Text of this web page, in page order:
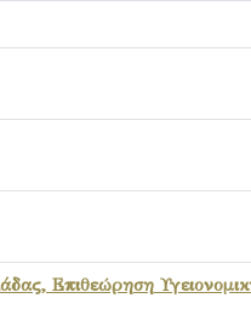
Επιθεώρηση